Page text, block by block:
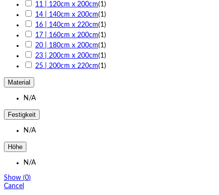
11 | 120cm x 200cm(1 )
14 | 140cm x 200cm(1 )
16 | 140cm x 220cm(1 )
17 | 160cm x 200cm(1 )
20 | 180cm x 200cm(1 )
23 | 200cm x 200cm(1 )
25 | 200cm x 220cm(1 )
Material
N/A
Festigkeit
N/A
Höhe
N/A
Show (0)
Cancel